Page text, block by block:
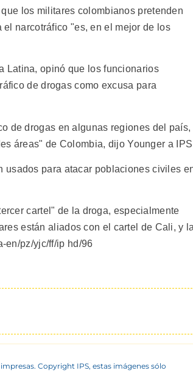
los militares colombianos pretenden
narcotráfico "es, en el mejor de los
Latina, opinó que los funcionarios
de drogas como excusa para
de drogas en algunas regiones del país,
áreas" de Colombia, dijo Younger a
usados para atacar poblaciones civiles
cartel" de la droga, especialmente
están aliados con el cartel de Cali, y
en/pz/yjc/ff/ip hd/96
Copyright IPS, estas imágenes sólo